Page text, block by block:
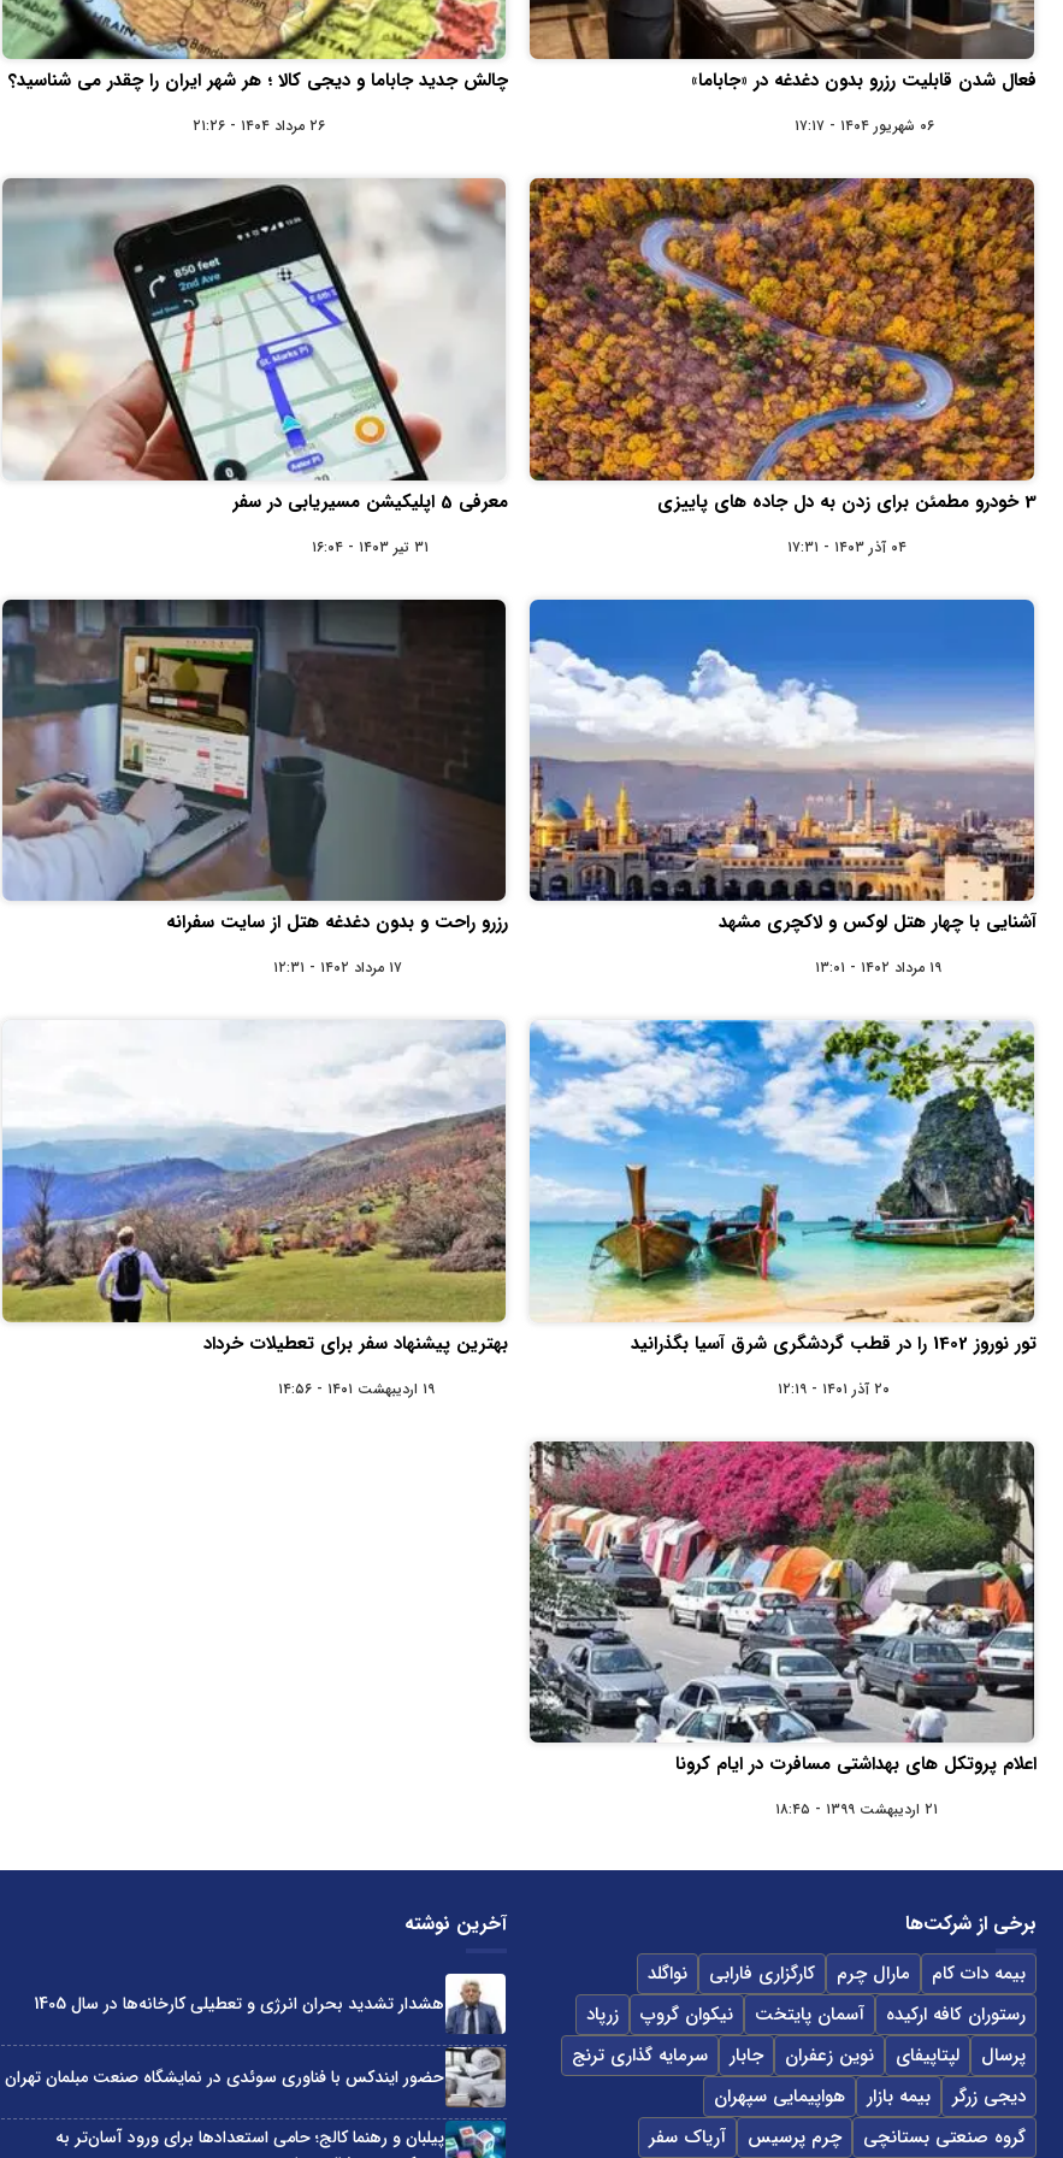
فعال شدن قابلیت رزرو بدون دغدغه در «جاباما»
۰۶ شهریور ۱۴۰۴ - ۱۷:۱۷
چالش جدید جاباما و دیجی کالا ؛ هر شهر ایران را چقدر می شناسید؟
۲۶ مرداد ۱۴۰۴ - ۲۱:۲۶
3 خودرو مطمئن برای زدن به دل جاده های پاییزی
۰۴ آذر ۱۴۰۳ - ۱۷:۳۱
معرفی 5 اپلیکیشن مسیریابی در سفر
۳۱ تیر ۱۴۰۳ - ۱۶:۰۴
آشنایی با چهار هتل لوکس و لاکچری مشهد
۱۹ مرداد ۱۴۰۲ - ۱۳:۰۱
رزرو راحت و بدون دغدغه هتل از سایت سفرانه
۱۷ مرداد ۱۴۰۲ - ۱۲:۳۱
تور نوروز 1402 را در قطب گردشگری شرق آسیا بگذرانید
۲۰ آذر ۱۴۰۱ - ۱۲:۱۹
بهترین پیشنهاد سفر برای تعطیلات خرداد
۱۹ اردیبهشت ۱۴۰۱ - ۱۴:۵۶
اعلام پروتکل های بهداشتی مسافرت در ایام کرونا
۲۱ اردیبهشت ۱۳۹۹ - ۱۸:۴۵
برخی از شرکت‌ها
بیمه دات کام مارال چرم کارگزاری فارابی
نواگلد
رستوران کافه ارکیده
آسمان پایتخت نیکوان گروپ
زرپاد
پرسال
لپتاپیفای نوین زعفران جابار
سرمایه گذاری ترنج
دیجی زرگر
بیمه بازار
هواپیمایی سپهران
گروه صنعتی بستانچی
چرم پرسیس آریاک سفر
آخرین نوشته
هشدار تشدید بحران انرژی و تعطیلی کارخانه‌ها در سال 1405
حضور ایندکس با فناوری سوئدی در نمایشگاه صنعت مبلمان تهران
پیلبان و رهنما کالج؛ حامی استعدادها برای ورود آسان‌تر به